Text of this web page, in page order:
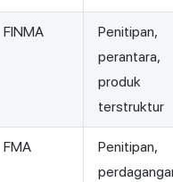
FINMA
Penitipan,
perantara,
produk
terstruktur
FMA
Penitipan,